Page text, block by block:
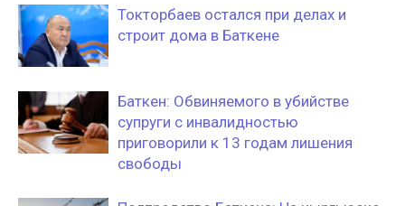
Токторбаев остался при делах и
строит дома в Баткене
Баткен: Обвиняемого в убийстве
супруги с инвалидностью
приговорили к 13 годам лишения
свободы